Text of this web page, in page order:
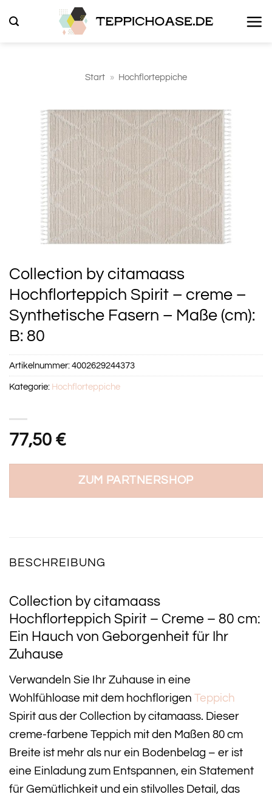
Inhalt
Start » Hochflorteppiche
Collection by citamaass
Hochflorteppich Spirit – creme –
Synthetische Fasern – Maße (cm):
B: 80
77,50 €
ZUM PARTNERSHOP
Artikelnummer:4002629244373
Kategorie: Hochflorteppiche
BESCHREIBUNG
Collection by citamaass
Hochflorteppich Spirit – Creme – 80 cm:
Ein Hauch von Geborgenheit für Ihr
Zuhause
Verwandeln Sie Ihr Zuhause in eine
Wohlfühloase mit dem hochflorigen Teppich
Spirit aus der Collection by citamaass. Dieser
creme-farbene Teppich mit den Maßen 80 cm
Breite ist mehr als nur ein Bodenbelag – er ist
eine Einladung zum Entspannen, ein Statement
für Gemütlichkeit und ein stilvolles Detail, das